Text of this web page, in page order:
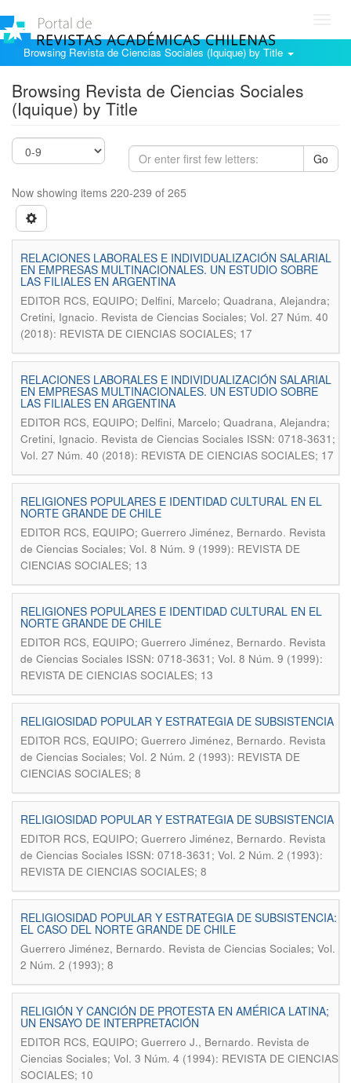
Browsing Revista de Ciencias Sociales (Iquique) by Title
Browsing Revista de Ciencias Sociales
(Iquique) by Title
Go
Now showing items 220-239 of 265
RELACIONES LABORALES E INDIVIDUALIZACIÓN SALARIAL
EN EMPRESAS MULTINACIONALES. UN ESTUDIO SOBRE
LAS FILIALES EN ARGENTINA
EDITOR RCS, EQUIPO; Delfini, Marcelo; Quadrana, Alejandra;
Cretini, Ignacio. Revista de Ciencias Sociales; Vol. 27 Núm. 40
(2018): REVISTA DE CIENCIAS SOCIALES; 17
RELACIONES LABORALES E INDIVIDUALIZACIÓN SALARIAL
EN EMPRESAS MULTINACIONALES. UN ESTUDIO SOBRE
LAS FILIALES EN ARGENTINA
EDITOR RCS, EQUIPO; Delfini, Marcelo; Quadrana, Alejandra;
Cretini, Ignacio. Revista de Ciencias Sociales ISSN: 0718-3631;
Vol. 27 Núm. 40 (2018): REVISTA DE CIENCIAS SOCIALES; 17
RELIGIONES POPULARES E IDENTIDAD CULTURAL EN EL
NORTE GRANDE DE CHILE
EDITOR RCS, EQUIPO; Guerrero Jiménez, Bernardo. Revista
de Ciencias Sociales; Vol. 8 Núm. 9 (1999): REVISTA DE
CIENCIAS SOCIALES; 13
RELIGIONES POPULARES E IDENTIDAD CULTURAL EN EL
NORTE GRANDE DE CHILE
EDITOR RCS, EQUIPO; Guerrero Jiménez, Bernardo. Revista
de Ciencias Sociales ISSN: 0718-3631; Vol. 8 Núm. 9 (1999):
REVISTA DE CIENCIAS SOCIALES; 13
RELIGIOSIDAD POPULAR Y ESTRATEGIA DE SUBSISTENCIA
EDITOR RCS, EQUIPO; Guerrero Jiménez, Bernardo. Revista
de Ciencias Sociales; Vol. 2 Núm. 2 (1993): REVISTA DE
CIENCIAS SOCIALES; 8
RELIGIOSIDAD POPULAR Y ESTRATEGIA DE SUBSISTENCIA
EDITOR RCS, EQUIPO; Guerrero Jiménez, Bernardo. Revista
de Ciencias Sociales ISSN: 0718-3631; Vol. 2 Núm. 2 (1993):
REVISTA DE CIENCIAS SOCIALES; 8
RELIGIOSIDAD POPULAR Y ESTRATEGIA DE SUBSISTENCIA:
EL CASO DEL NORTE GRANDE DE CHILE
Guerrero Jiménez, Bernardo. Revista de Ciencias Sociales; Vol.
2 Núm. 2 (1993); 8
RELIGIÓN Y CANCIÓN DE PROTESTA EN AMÉRICA LATINA;
UN ENSAYO DE INTERPRETACIÓN
EDITOR RCS, EQUIPO; Guerrero J., Bernardo. Revista de
Ciencias Sociales; Vol. 3 Núm. 4 (1994): REVISTA DE CIENCIAS
SOCIALES; 10